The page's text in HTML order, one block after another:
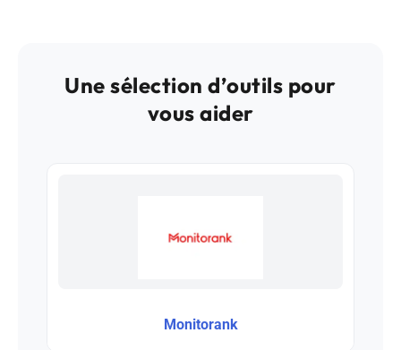
Une sélection d’outils pour
vous aider
Monitorank